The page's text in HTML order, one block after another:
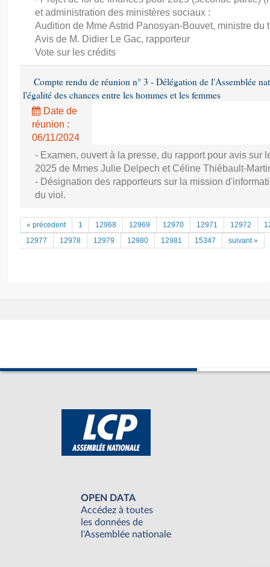
et administration des ministères sociaux :
Audition de Mme Astrid Panosyan-Bouvet, ministre du
Avis de M. Didier Le Gac, rapporteur
Vote sur les crédits
Compte rendu de réunion n° 3 - Délégation de l'Assemblée
l'égalité des chances entre les hommes et les femmes
Date de
réunion :
06/11/2024
- Examen, ouvert à la presse, du rapport pour avis sur
2025 de Mmes Julie Delpech et Céline Thiébault-
- Désignation des rapporteurs sur la mission
du viol.
« précedent 1 12968 12969 12970 12971 12972
12977
12978 12979 12980 12981 15347 suivant »
OPEN DATA
Accédez à toutes
les données de
l'Assemblée nationale